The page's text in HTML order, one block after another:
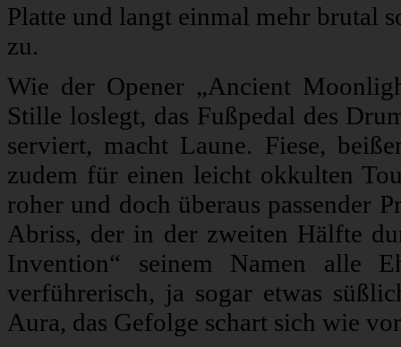
Platte und langt einmal mehr brutal
zu.
Wie der Opener „Ancient
Stille loslegt, das Fußpedal des
serviert, macht Laune. Fiese,
zudem für einen leicht okkulten
roher und doch überaus passender
Abriss, der in der zweiten Hälfte
Invention“ seinem Namen alle
verführerisch, ja sogar etwas
Aura, das Gefolge schart sich wie